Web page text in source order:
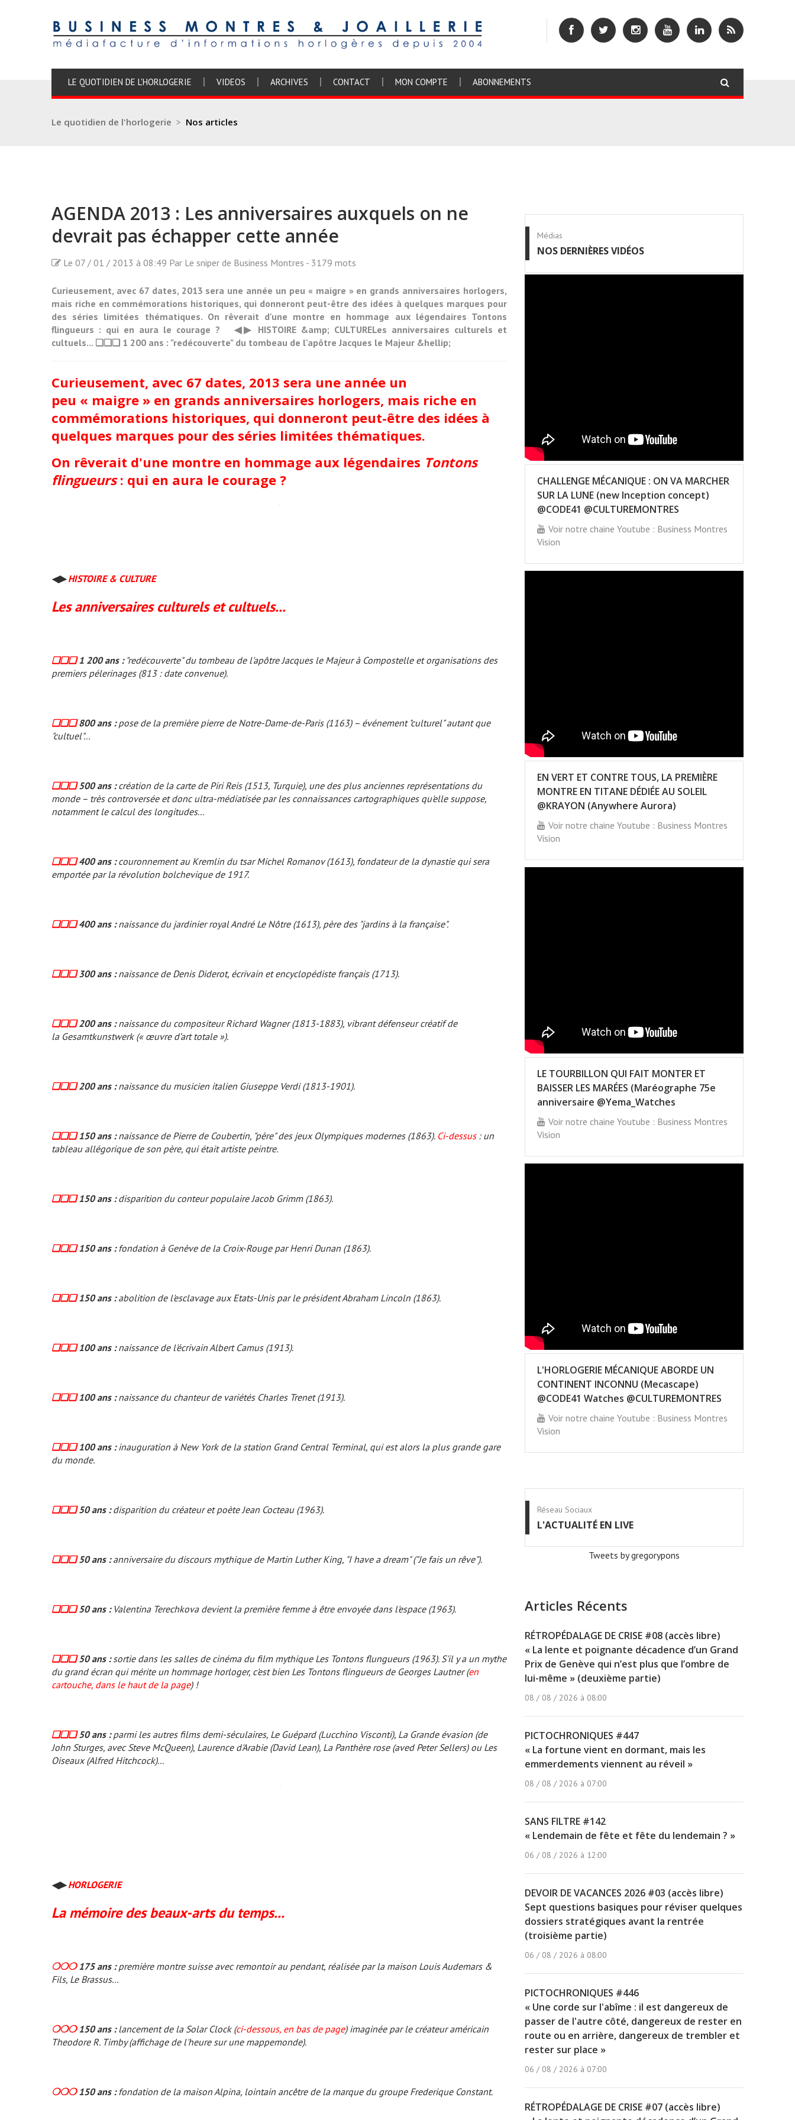
LE QUOTIDIEN DE L'HORLOGERIE VIDEOS ARCHIVES CONTACT MON COMPTE ABONNEMENTS
Le quotidien de l'horlogerie > Nos articles
AGENDA 2013 : Les anniversaires auxquels on ne
devrait pas échapper cette année
Le 07 / 01 / 2013 à 08:49 Par Le sniper de Business Montres - 3179 mots
Curieusement, avec 67 dates, 2013 sera une année un peu « maigre » en grands anniversaires horlogers,
mais riche en commémorations historiques, qui donneront peut-être des idées à quelques marques pour
des séries limitées thématiques. On rêverait d'une montre en hommage aux légendaires Tontons
flingueurs : qui en aura le courage ? ◀▶ HISTOIRE &amp; CULTURELes anniversaires culturels et
cultuels... ❏❏❏ 1 200 ans : "redécouverte" du tombeau de l'apôtre Jacques le Majeur &hellip;
Curieusement, avec 67 dates, 2013 sera une année un
peu « maigre » en grands anniversaires horlogers, mais riche en
commémorations historiques, qui donneront peut-être des idées à
quelques marques pour des séries limitées thématiques.
On rêverait d'une montre en hommage aux légendaires Tontons
flingueurs: qui en aura le courage ?
◀▶HISTOIRE & CULTURE
Les anniversaires culturels et cultuels...
❏❏❏1 200 ans :"redécouverte" du tombeau de l'apôtre Jacques le Majeur à Compostelle et organisations des
premiers pélerinages (813 : date convenue).
❏❏❏800 ans :pose de la première pierre de Notre-Dame-de-Paris (1163) – événement "culturel" autant que
"cultuel"...
❏❏❏500 ans :création de la carte de Piri Reis (1513, Turquie), une des plus anciennes représentations du
monde – très controversée et donc ultra-médiatisée par les connaissances cartographiques qu'elle suppose,
notamment le calcul des longitudes...
❏❏❏400 ans :couronnement au Kremlin du tsar Michel Romanov (1613), fondateur de la dynastie qui sera
emportée par la révolution bolchevique de 1917.
❏❏❏400 ans :naissance du jardinier royal André Le Nôtre (1613), père des "jardins à la française".
❏❏❏300 ans :naissance de Denis Diderot, écrivain et encyclopédiste français (1713).
❏❏❏200 ans :naissance du compositeur Richard Wagner (1813-1883), vibrant défenseur créatif de
la Gesamtkunstwerk(« œuvre d’art totale »).
❏❏❏200 ans :naissance du musicien italien Giuseppe Verdi (1813-1901).
❏❏❏150 ans :naissance de Pierre de Coubertin, "père" des jeux Olympiques modernes (1863). Ci-dessus: un
tableau allégorique de son père, qui était artiste peintre.
❏❏❏150 ans :disparition du conteur populaire Jacob Grimm (1863).
❏❏❏150 ans :fondation à Genève de la Croix-Rouge par Henri Dunan (1863).
❏❏❏150 ans :abolition de l'esclavage aux Etats-Unis par le président Abraham Lincoln (1863).
❏❏❏100 ans :naissance de l'écrivain Albert Camus (1913).
❏❏❏100 ans :naissance du chanteur de variétés Charles Trenet (1913).
❏❏❏100 ans :inauguration à New York de la station Grand Cen­­tral Terminal, qui est alors la plus gran­de gare
du mon­de.
❏❏❏50 ans :disparition du créateur et poète Jean Cocteau (1963).
❏❏❏50 ans :anniversaire du discours mythique de Martin Luther King, "I have a dream" ("Je fais un rêve").
❏❏❏50 ans :Valentina Terechkova devient la première femme à être envoyée dans l'espace (1963).
❏❏❏50 ans :sortie dans les salles de cinéma du film mythique Les Tontons flungueurs (1963). S'il y a un mythe
du grand écran qui mérite un hommage horloger, c'est bien Les Tontons flingueursde Georges Lautner (en
cartouche, dans le haut de la page) !
❏❏❏50 ans :parmi les autres films demi-séculaires, Le Guépard(Lucchino Visconti), La Grande évasion (de
John Sturges, avec Steve McQueen), Laurence d'Arabie(David Lean), La Panthère rose(aved Peter Sellers) ou Les
Oiseaux(Alfred Hitchcock)...
◀▶HORLOGERIE
La mémoire des beaux-arts du temps...
❍❍❍175 ans :première montre suisse avec remontoir au pendant, réalisée par la maison Louis Au­de­mars &
Fils, Le Brassus...
❍❍❍150 ans :lancement de la Solar Clock (ci-dessous, en bas de page) imaginée par le créateur américain
Theodore R. Timby (affichage de l'heure sur une mappemonde).
❍❍❍150 ans :fondation de la maison Alpina, lointain ancêtre de la marque du groupe Frederique Constant.
Médias
NOS DERNIÈRES VIDÉOS
CHALLENGE MÉCANIQUE : ON VA MARCHER
SUR LA LUNE (new Inception concept)
@CODE41 @CULTUREMONTRES
Voir notre chaine Youtube : Business Montres
Vision
EN VERT ET CONTRE TOUS, LA PREMIÈRE
MONTRE EN TITANE DÉDIÉE AU SOLEIL
@KRAYON (Anywhere Aurora)
Voir notre chaine Youtube : Business Montres
Vision
LE TOURBILLON QUI FAIT MONTER ET
BAISSER LES MARÉES (Maréographe 75e
anniversaire @Yema_Watches
Voir notre chaine Youtube : Business Montres
Vision
L'HORLOGERIE MÉCANIQUE ABORDE UN
CONTINENT INCONNU (Mecascape)
@CODE41 Watches @CULTUREMONTRES
Voir notre chaine Youtube : Business Montres
Vision
Réseau Sociaux
L'ACTUALITÉ EN LIVE
Tweets by gregorypons
Articles Récents
RÉTROPÉDALAGE DE CRISE #08 (accès libre)
« La lente et poignante décadence d’un Grand
Prix de Genève qui n’est plus que l’ombre de
lui-même » (deuxième partie)
08 / 08 / 2026 à 08:00
PICTOCHRONIQUES #447
« La fortune vient en dormant, mais les
emmerdements viennent au réveil »
08 / 08 / 2026 à 07:00
SANS FILTRE #142
« Lendemain de fête et fête du lendemain ? »
06 / 08 / 2026 à 12:00
DEVOIR DE VACANCES 2026 #03 (accès libre)
Sept questions basiques pour réviser quelques
dossiers stratégiques avant la rentrée
(troisième partie)
06 / 08 / 2026 à 08:00
PICTOCHRONIQUES #446
« Une corde sur l'abîme : il est dangereux de
passer de l'autre côté, dangereux de rester en
route ou en arrière, dangereux de trembler et
rester sur place »
06 / 08 / 2026 à 07:00
RÉTROPÉDALAGE DE CRISE #07 (accès libre)